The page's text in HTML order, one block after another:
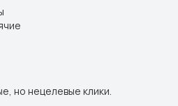
но нецелевые клики.